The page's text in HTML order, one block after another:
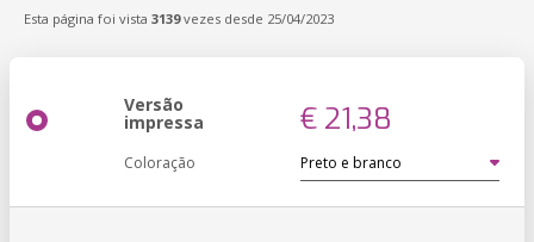
Esta página foi vista 3139vezes desde 25/04/2023
Versão
impressa € 21,38
Coloração